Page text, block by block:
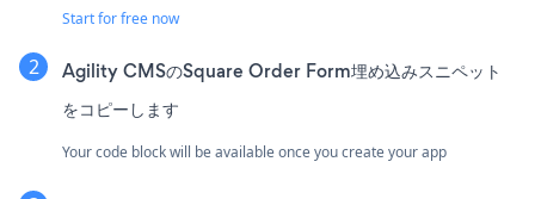
Start for free now
Agility CMSのSquare Order Form埋め込みスニペット
をコピーします
Your code block will be available once you create your app